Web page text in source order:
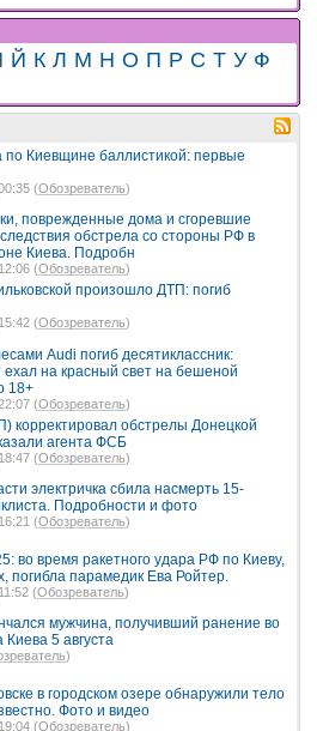
Й К Л М Н О П Р С Т У Ф
по Киевщине баллистикой: первые
(Обозреватель)
поврежденные дома и сгоревшие
обстрела со стороны РФ в
Киева. Подробн
(Обозреватель)
произошло ДТП: погиб
(Обозреватель)
Audi погиб десятиклассник:
ехал на красный свет на бешеной
18+
(Обозреватель)
корректировал обстрелы Донецкой
агента ФСБ
(Обозреватель)
электричка сбила насмерть 15-
Подробности и фото
(Обозреватель)
во время ракетного удара РФ по Киеву,
погибла парамедик Ева Ройтер.
(Обозреватель)
мужчина, получивший ранение во
5 августа
)
в городском озере обнаружили тело
Фото и видео
(Обозреватель)